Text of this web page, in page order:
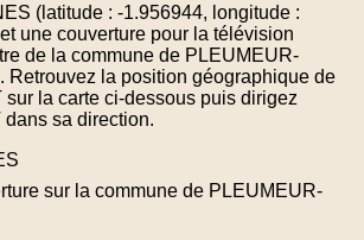
(latitude : -1.956944, longitude :
une couverture pour la télévision
de la commune de PLEUMEUR-
Retrouvez la position géographique de
sur la carte ci-dessous puis dirigez
sa direction.
sur la commune de PLEUMEUR-